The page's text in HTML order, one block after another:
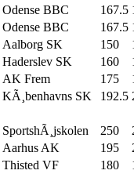
Odense BBC 167.5
Odense BBC 167.5
Aalborg SK 150
Haderslev SK 160
AK Frem 175
KÃ¸benhavns SK 192.5
SportshÃ¸jskolen 250
Aarhus AK 195
Thisted VF 180